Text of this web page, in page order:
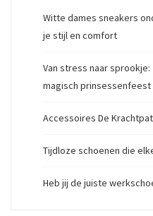
Witte dames sneakers
je stijl en comfort
Van stress naar
magisch prinsessenfeest
Accessoires De
Tijdloze schoenen die
Heb jij de juiste